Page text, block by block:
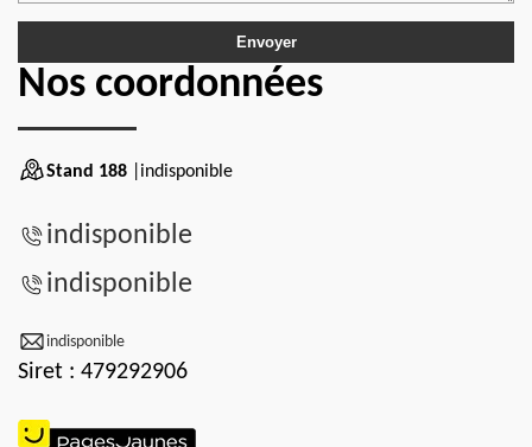
Nos coordonnées
Stand 188 |indisponible
indisponible
indisponible
indisponible
Siret : 479292906